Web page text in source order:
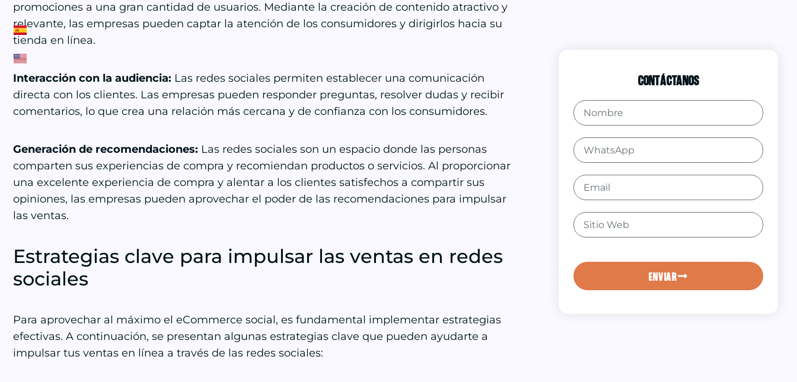
promociones a una gran cantidad de usuarios. Mediante la creación de contenido atractivo y
relevante, las empresas pueden captar la atención de los consumidores y dirigirlos hacia su
tienda en línea.
Interacción con la audiencia: Las redes sociales permiten establecer una comunicación
directa con los clientes. Las empresas pueden responder preguntas, resolver dudas y recibir
comentarios, lo que crea una relación más cercana y de confianza con los consumidores.
Generación de recomendaciones: Las redes sociales son un espacio donde las personas
comparten sus experiencias de compra y recomiendan productos o servicios. Al proporcionar
una excelente experiencia de compra y alentar a los clientes satisfechos a compartir sus
opiniones, las empresas pueden aprovechar el poder de las recomendaciones para impulsar
las ventas.
Estrategias clave para impulsar las ventas en redes
sociales
Para aprovechar al máximo el eCommerce social, es fundamental implementar estrategias
efectivas. A continuación, se presentan algunas estrategias clave que pueden ayudarte a
impulsar tus ventas en línea a través de las redes sociales:
Contáctanos
ENVIAR